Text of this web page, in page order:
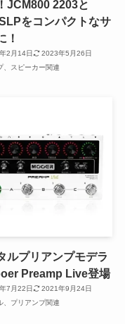
JCM800 2203と
をコンパクトなサ
！
2月14日
2023年5月26日
、スピーカー関連
ルプリアンプモデラ
Preamp Live登場
7月22日
2021年9月24日
、プリアンプ関連